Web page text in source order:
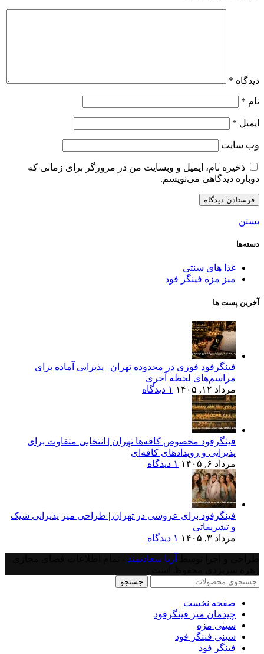
دیدگاه *
نام *
ایمیل *
وب‌ سایت
ذخیره نام، ایمیل و وبسایت من در مرورگر برای زمانی که
دوباره دیدگاهی می‌نویسم.
بستن
دسته‌ها
غذا های سنتی
میز مزه فینگر فود
آخرین پست ها
فینگرفود فوری در محدوده تهران | پذیرایی آماده برای
مراسم‌های لحظه آخری
مرداد ۱۲, ۱۴۰۵
۱ دیدگاه
فینگرفود مخصوص کافه‌ها تهران | انتخابی متفاوت برای
پذیرایی و رویدادهای کافه‌ای
مرداد ۶, ۱۴۰۵
۱ دیدگاه
فینگرفود برای عروسی در تهران | طراحی میز پذیرایی شیک
و تشریفاتی
مرداد ۳, ۱۴۰۵
۱ دیدگاه
آریا سعادتمند
جستجو
صفحه نخست
چیدمان میز فینگرفود
سینی مزه
سینی فینگر فود
فینگر فود